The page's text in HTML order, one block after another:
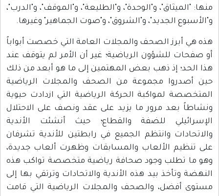
منها: "الميثاق"، و"الوحدة"، و"الطليعة"، و"الموقف"، و"الدرب"،
و"الأسبوع الجديد"، و"الشروق"، و"صوت الجماهير" وغيرها.
هذه هي أبرز الصحف والمجلات العامة التي خصصت أبواباً
أو صفحات للشؤون الرياضية؛ غير أن الأمر لم يتوقف عند
هذا الحد؛ إذ ذهب بعض المهتمين إلى ما هو أبعد من ذلك
حين أصدروا مجموعة من الصحف والمجلات الرياضية
المتخصصة لمواكبة الحركة الرياضية التي ازدادت حيوية
ونشاطاً بعد مرور ما يزيد على عقد ونصف على الاحتلال
الإسرائيلي للضفة والقطاع؛ حيث أنشئت الأندية
والاتحادات وانتظم الجميع في رابطتين للأندية تشرفان
على تنظيم الألعاب والمسابقات وظهرت ألعاب جديدة،
وهو ما تطلب وجود صحافة رياضية متخصصة تواكب هذه
النهضة وتأخذ بيد هذه الأندية والاتحادات وترتقي بها إلى
مستوى أفضل، والصحف والمجلات الرياضية التي قامت